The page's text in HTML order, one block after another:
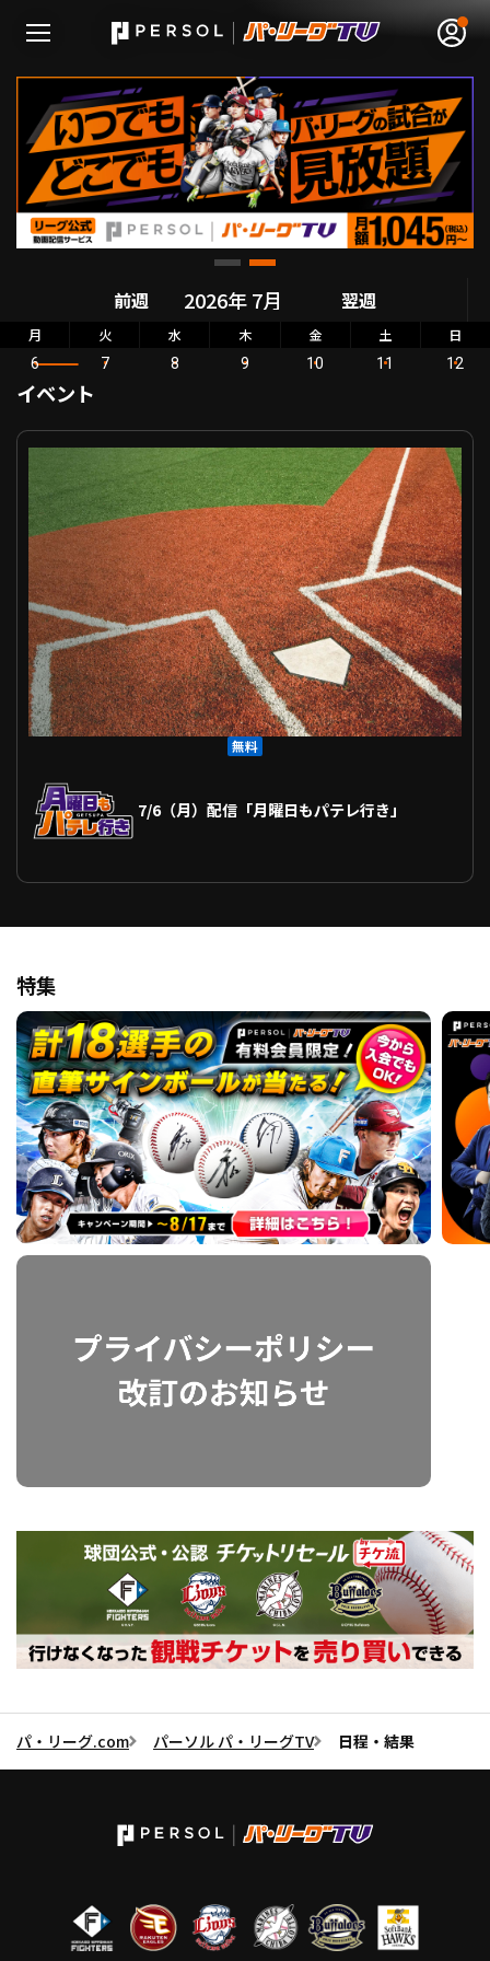
無料アカウント登録 ログイン
HOME
日程･結果
順位表･成績
1軍公式戦
ファーム東地区
ファーム中地区
ファーム西地区
交流戦
選手名鑑
選手名鑑トップ
北海道日本ハムファイターズ
東北楽天ゴールデンイーグルス
埼玉西武ライオンズ
千葉ロッテマリーンズ
オリックス・バファローズ
福岡ソフトバンクホークス
ニュース
設定
利用規約 プライバシーポリシー
運営会社（別ウィンドウで開く） よくある質問
特定商取引法の表示 アルバイト募集（別ウィンドウで開く
動画を検索（選手・チーム・プレー内容…）
前週 翌週
月 火 水 木 金 土 日
6 7 8 9 10 11 12
イベント
7/6（月）配信「月曜日もパテレ行き」 IL VS
無料
7/6（月）配信「月曜日もパテレ行き」
特集
パ・リーグ.com パーソル パ・リーグTV 日程・結果